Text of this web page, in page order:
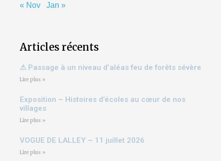
« Nov Jan »
Articles récents
⚠ Passage à un niveau d’aléas feu de forêts sévère
Lire plus »
Exposition – Histoires d’écoles au cœur de nos
villages
Lire plus »
VOGUE DE LALLEY – 11 juillet 2026
Lire plus »